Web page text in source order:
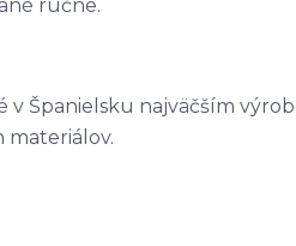
ručne.
Španielsku najväčším
materiálov.